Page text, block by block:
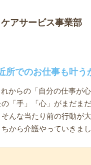
アサービス事業部
所でのお仕事も叶う
からの「自分の仕事が
「手」「心」がまだま
んな当たり前の行動が大
から介護やっていきま